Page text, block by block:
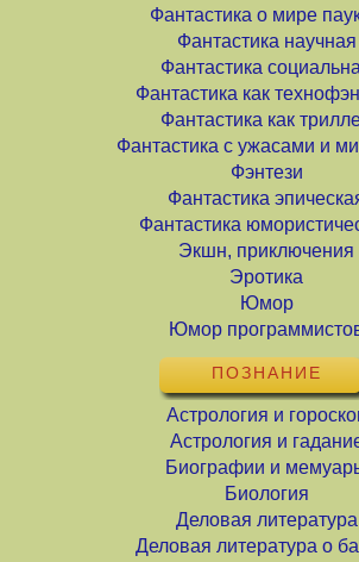
Фантастика о мире
Фантастика научная
Фантастика
Фантастика как
Фантастика как
Фантастика с ужасами и
Фэнтези
Фантастика
Фантастика
Экшн, приключения
Эротика
Юмор
Юмор
ПОЗНАНИЕ
Астрология и
Астрология и
Биографии и
Биология
Деловая литература
Деловая литература о